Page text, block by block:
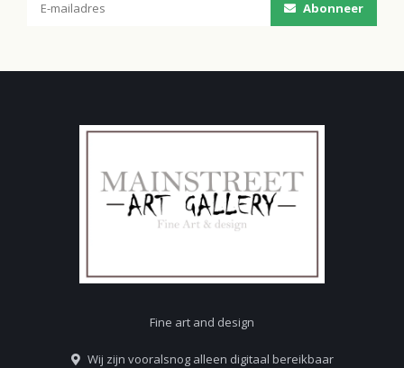
Abonneer
Fine art and design
Wij zijn vooralsnog alleen digitaal bereikbaar